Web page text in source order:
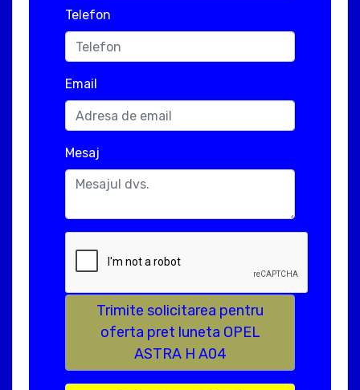
Telefon
Email
Mesaj
Trimite solicitarea pentru
oferta pret luneta OPEL
ASTRA H A04